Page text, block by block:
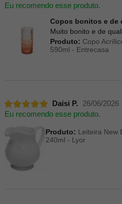
Eu recomendo esse produto.
Copos bonitos e de
Muito bonito e de
Produto: Copo
590ml - Entrecasa
Daisi P.
26/06/2026
Eu recomendo esse produto.
Produto: Leiteira New
240ml - Lyor